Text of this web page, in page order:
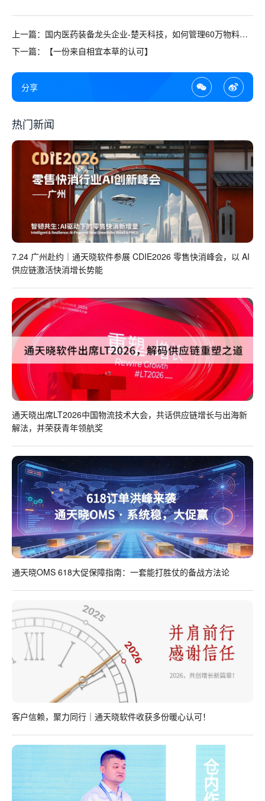
上一篇：国内医药装备龙头企业-楚天科技，如何管理60万物料、
30多个仓库？
下一篇：【一份来自相宜本草的认可】
分享
热门新闻
7.24 广州赴约｜通天晓软件参展 CDIE2026 零售快消峰会，以 AI
供应链激活快消增长势能
通天晓出席LT2026中国物流技术大会，共话供应链增长与出海新
解法，并荣获青年领航奖
通天晓OMS 618大促保障指南：一套能打胜仗的备战方法论
客户信赖，聚力同行｜通天晓软件收获多份暖心认可！